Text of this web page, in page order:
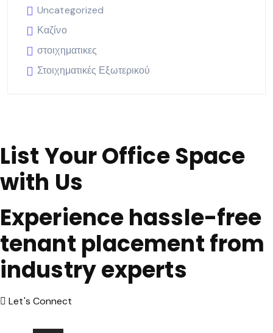
Uncategorized
Καζίνο
στοιχηματικες
Στοιχηματικές Εξωτερικού
List Your Office Space
with Us
Experience hassle-free
tenant placement from
industry experts
Let's Connect